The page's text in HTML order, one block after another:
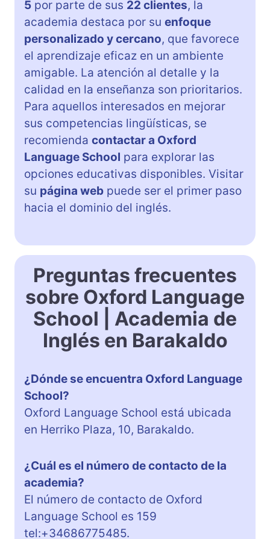
5 por parte de sus 22 clientes, la
academia destaca por su enfoque
personalizado y cercano, que favorece
el aprendizaje eficaz en un ambiente
amigable. La atención al detalle y la
calidad en la enseñanza son prioritarios.
Para aquellos interesados en mejorar
sus competencias lingüísticas, se
recomienda contactar a Oxford
Language School para explorar las
opciones educativas disponibles. Visitar
su página web puede ser el primer paso
hacia el dominio del inglés.
Preguntas frecuentes
sobre Oxford Language
School | Academia de
Inglés en Barakaldo
¿Dónde se encuentra Oxford Language
School?
Oxford Language School está ubicada
en Herriko Plaza, 10, Barakaldo.
¿Cuál es el número de contacto de la
academia?
El número de contacto de Oxford
Language School es 159
tel:+34686775485.